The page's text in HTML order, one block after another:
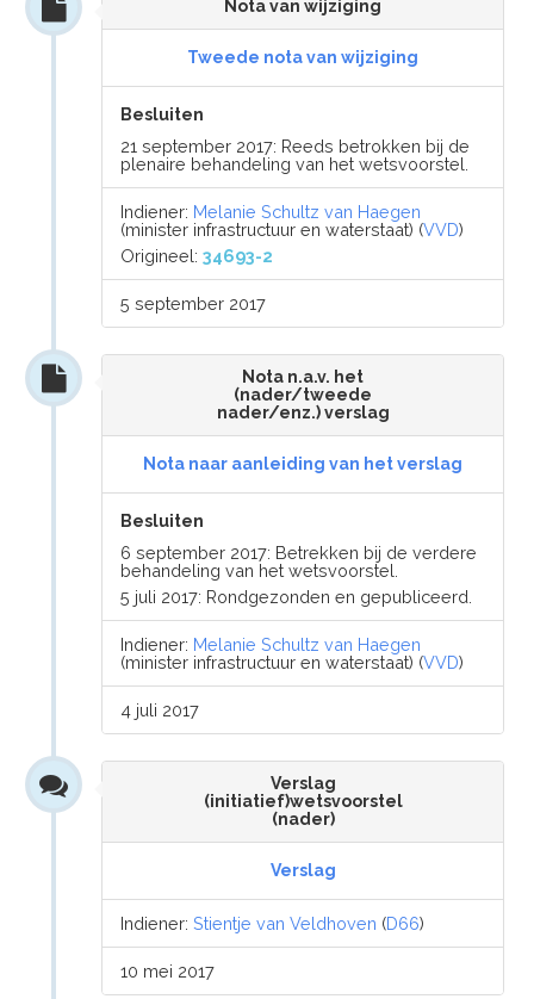
Nota van wijziging
Tweede nota van wijziging
Besluiten
21 september 2017: Reeds betrokken bij de
plenaire behandeling van het wetsvoorstel.
Indiener: Melanie Schultz van Haegen
(minister infrastructuur en waterstaat) (VVD)
Origineel:34693-2
5 september 2017
Nota n.a.v. het
(nader/tweede
nader/enz.) verslag
Nota naar aanleiding van het verslag
Besluiten
6 september 2017: Betrekken bij de verdere
behandeling van het wetsvoorstel.
5 juli 2017: Rondgezonden en gepubliceerd.
Indiener: Melanie Schultz van Haegen
(minister infrastructuur en waterstaat) (VVD)
4 juli 2017
Verslag
(initiatief)wetsvoorstel
(nader)
Verslag
Indiener:Stientje van Veldhoven (D66)
10 mei 2017